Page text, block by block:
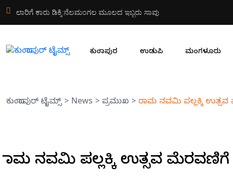
ಏಪ್ರಿಲ್ 12 ರಂದು ಅರಾಟೆ ಶ್ರೀ ಸುಬ್ರಹ್ಮಣ್ಯ ದೇವಸ್ಥಾನದಲ್ಲಿ ಏಕಪವಿತ್ರ
ಕುಂದಾಪುರ ಉಡುಪಿ ಮಂಗಳೂರು
ಕುಂದಾಪುರ್ ಟೈಮ್ಸ್> News > ಪ್ರಮುಖ > ರಾಮ ನವಮಿ ಪಲ್ಲಕ್ಕಿ
ರಾಮ ನವಮಿ ಪಲ್ಲಕ್ಕಿ ಉತ್ಸವ ಮೆರವಣಿಗೆ